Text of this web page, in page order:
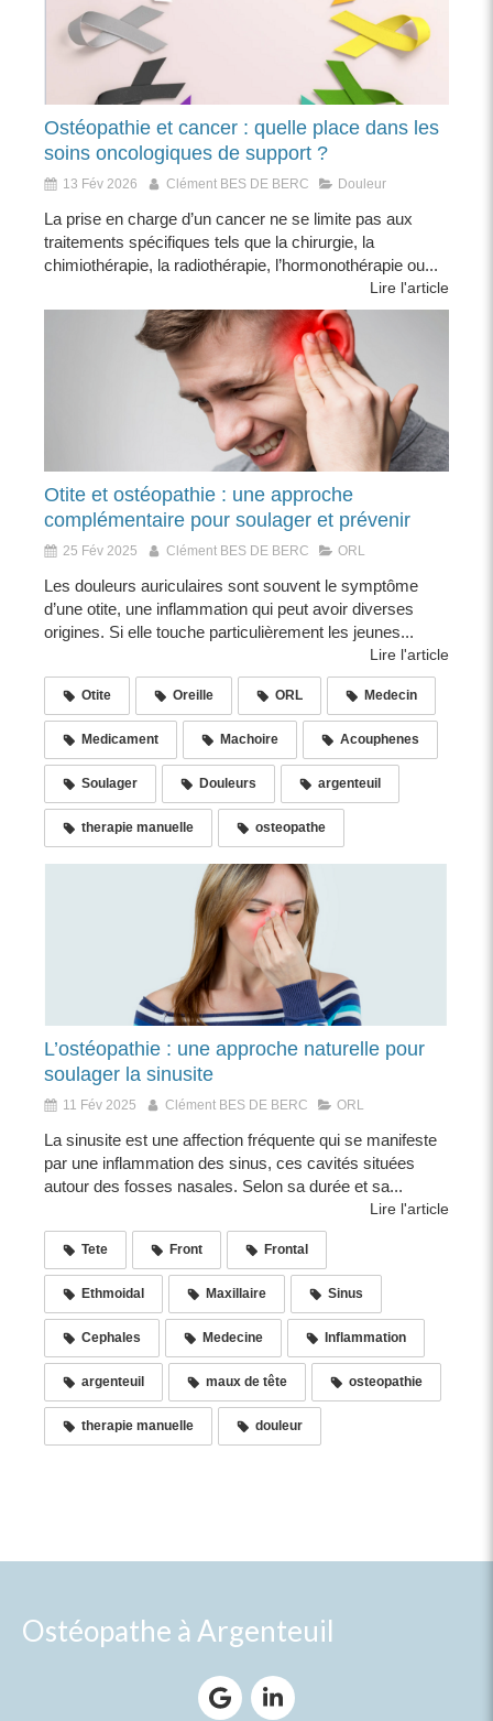
Ostéopathie et cancer : quelle place dans les
soins oncologiques de support ?
13 Fév 2026 Clément BES DE BERC Douleur
La prise en charge d’un cancer ne se limite pas aux
traitements spécifiques tels que la chirurgie, la
chimiothérapie, la radiothérapie, l’hormonothérapie ou...
Lire l'article
Otite et ostéopathie : une approche
complémentaire pour soulager et prévenir
25 Fév 2025 Clément BES DE BERC ORL
Les douleurs auriculaires sont souvent le symptôme
d’une otite, une inflammation qui peut avoir diverses
origines. Si elle touche particulièrement les jeunes...
Lire l'article
Otite Oreille ORL Medecin
Medicament Machoire Acouphenes
Soulager Douleurs argenteuil
therapie manuelle osteopathe
L’ostéopathie : une approche naturelle pour
soulager la sinusite
11 Fév 2025 Clément BES DE BERC ORL
La sinusite est une affection fréquente qui se manifeste
par une inflammation des sinus, ces cavités situées
autour des fosses nasales. Selon sa durée et sa...
Lire l'article
Tete Front Frontal
Ethmoidal Maxillaire Sinus
Cephales Medecine Inflammation
argenteuil maux de tête osteopathie
therapie manuelle douleur
Ostéopathe à Argenteuil